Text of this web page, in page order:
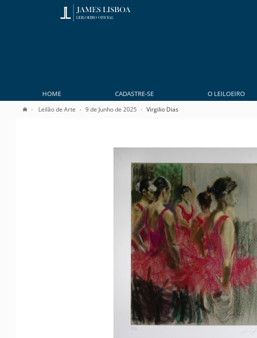
HOME CADASTRE-SE O LEILOEIRO
Leilão de Arte 9 de Junho de 2025 Virgilio Dias